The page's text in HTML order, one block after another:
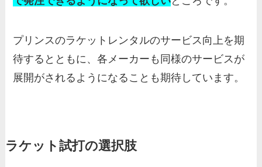
プリンスのラケットレンタルのサービス向上を期
待するとともに、各メーカーも同様のサービスが
展開がされるようになることも期待しています。
ラケット試打の選択肢